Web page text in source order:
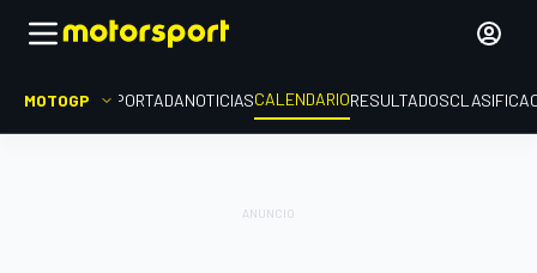
MOTOGP PORTADANOTICIASCALENDARIORESULTADOS